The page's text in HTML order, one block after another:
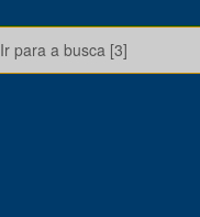
Ir para a busca [3]